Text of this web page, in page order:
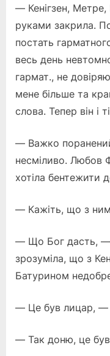
— Кенігзен, Метре,
руками закрила.
постать
весь день
гармат., не
мене більше та
слова. Тепер він і
— Важко
несміливо. Любов
хотіла бентежити
— Кажіть, що з
— Що Бог дасть, —
зрозуміла, що з
Батурином
— Це був лицар, —
— Так доню, це був